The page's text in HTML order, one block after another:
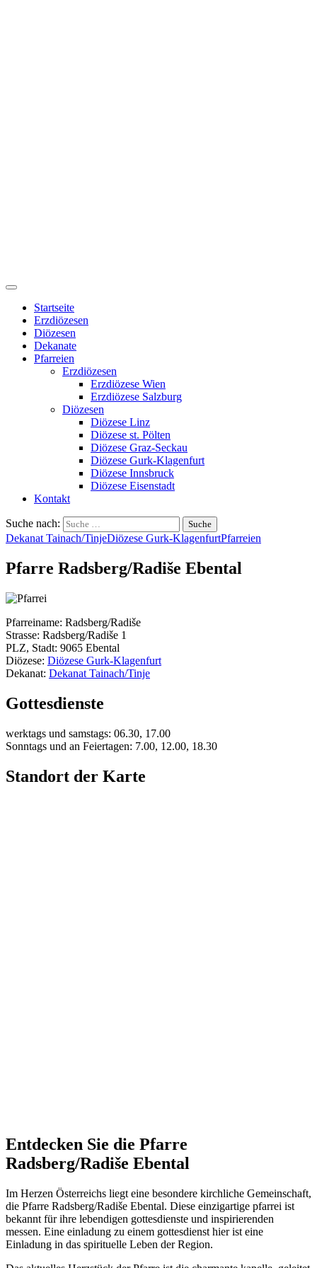
Startseite
Erzdiözesen
Diözesen
Dekanate
Pfarreien
Erzdiözesen
Erzdiözese Wien
Erzdiözese Salzburg
Diözesen
Diözese Linz
Diözese st. Pölten
Diözese Graz-Seckau
Diözese Gurk-Klagenfurt
Diözese Innsbruck
Diözese Eisenstadt
Kontakt
Suche nach:
Dekanat Tainach/TinjeDiözese Gurk-KlagenfurtPfarreien
Pfarre Radsberg/Radiše Ebental
Pfarreiname: Radsberg/Radiše
Strasse: Radsberg/Radiše 1
PLZ, Stadt: 9065 Ebental
Diözese: Diözese Gurk-Klagenfurt
Dekanat: Dekanat Tainach/Tinje
Gottesdienste
werktags und samstags: 06.30, 17.00
Sonntags und an Feiertagen: 7.00, 12.00, 18.30
Standort der Karte
Entdecken Sie die Pfarre
Radsberg/Radiše Ebental
Im Herzen Österreichs liegt eine besondere kirchliche Gemeinschaft,
die Pfarre Radsberg/Radiše Ebental. Diese einzigartige pfarrei ist
bekannt für ihre lebendigen gottesdienste und inspirierenden
messen. Eine einladung zu einem gottesdienst hier ist eine
Einladung in das spirituelle Leben der Region.